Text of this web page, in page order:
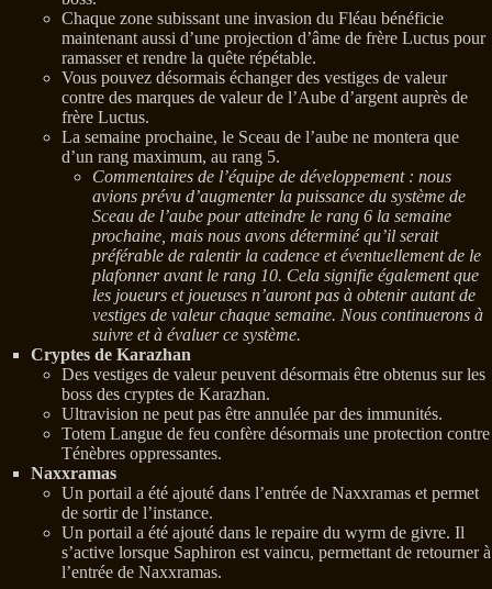
Chaque zone subissant une invasion du Fléau bénéficie
maintenant aussi d’une projection d’âme de frère Luctus pour
ramasser et rendre la quête répétable.
Vous pouvez désormais échanger des vestiges de valeur
contre des marques de valeur de l’Aube d’argent auprès de
frère Luctus.
La semaine prochaine, le Sceau de l’aube ne montera que
d’un rang maximum, au rang 5.
Commentaires de l’équipe de développement : nous
avions prévu d’augmenter la puissance du système de
Sceau de l’aube pour atteindre le rang 6 la semaine
prochaine, mais nous avons déterminé qu’il serait
préférable de ralentir la cadence et éventuellement de le
plafonner avant le rang 10. Cela signifie également que
les joueurs et joueuses n’auront pas à obtenir autant de
vestiges de valeur chaque semaine. Nous continuerons à
suivre et à évaluer ce système.
Cryptes de Karazhan
Des vestiges de valeur peuvent désormais être obtenus sur les
boss des cryptes de Karazhan.
Ultravision ne peut pas être annulée par des immunités.
Totem Langue de feu confère désormais une protection contre
Ténèbres oppressantes.
Naxxramas
Un portail a été ajouté dans l’entrée de Naxxramas et permet
de sortir de l’instance.
Un portail a été ajouté dans le repaire du wyrm de givre. Il
s’active lorsque Saphiron est vaincu, permettant de retourner à
l’entrée de Naxxramas.